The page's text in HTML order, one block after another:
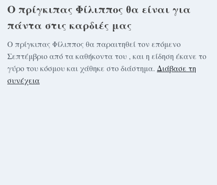
Ο πρίγκιπας Φίλιππος θα είναι για
πάντα στις καρδιές μας
Ο πρίγκιπας Φίλιππος θα παραιτηθεί τον επόμενο
Σεπτέμβριο από τα καθήκοντα του , και η είδηση έκανε το
γύρο του κόσμου και χάθηκε στο διάστημα. Διάβασε τη
συνέχεια